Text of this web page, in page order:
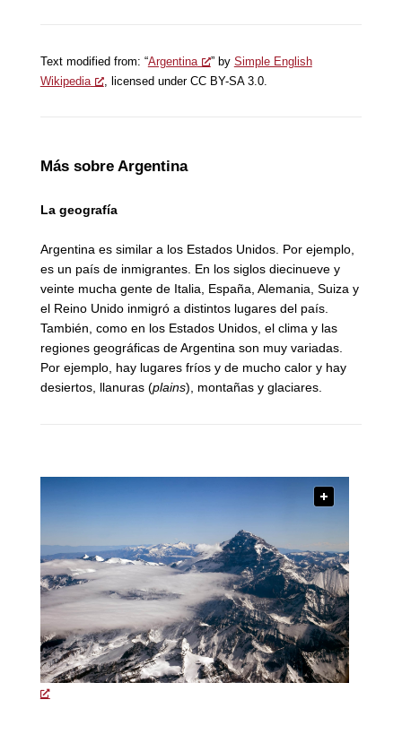
Text modified from: “Argentina ” by Simple English
Wikipedia
, licensed under CC BY-SA 3.0.
Más sobre Argentina
La geografía
Argentina es similar a los Estados Unidos. Por ejemplo,
es un país de inmigrantes. En los siglos diecinueve y
veinte mucha gente de Italia, España, Alemania, Suiza y
el Reino Unido inmigró a distintos lugares del país.
También, como en los Estados Unidos, el clima y las
regiones geográficas de Argentina son muy variadas.
Por ejemplo, hay lugares fríos y de mucho calor y hay
desiertos, llanuras (plains), montañas y glaciares.